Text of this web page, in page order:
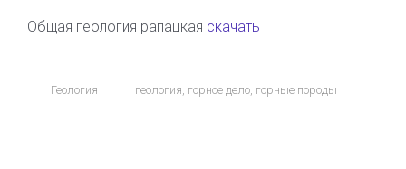
Общая геология рапацкая скачать
Геология геология, горное дело, горные породы